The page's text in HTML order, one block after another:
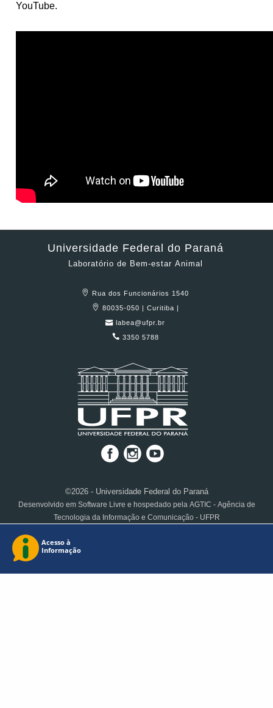
YouTube.
Universidade Federal do Paraná
Laboratório de Bem-estar Animal
Rua dos Funcionários 1540
80035-050 | Curitiba |
labea@ufpr.br
3350 5788
©2026 - Universidade Federal do Paraná
Desenvolvido em Software Livre e hospedado pela AGTIC - Agência de
Tecnologia da Informação e Comunicação - UFPR